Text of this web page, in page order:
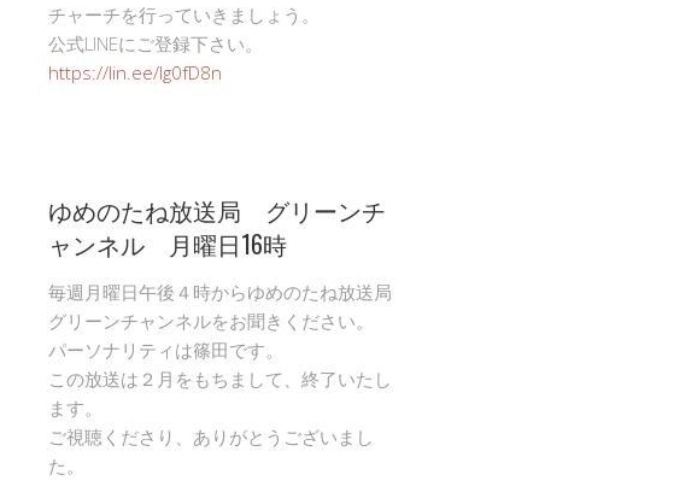
チャーチを行っていきましょう。
公式LINEにご登録下さい。
https://lin.ee/Ig0fD8n
ゆめのたね放送局 グリーンチ
ャンネル 月曜日16時
毎週月曜日午後４時からゆめのたね放送局
グリーンチャンネルをお聞きください。
パーソナリティは篠田です。
この放送は２月をもちまして、終了いたし
ます。
ご視聴くださり、ありがとうございまし
た。